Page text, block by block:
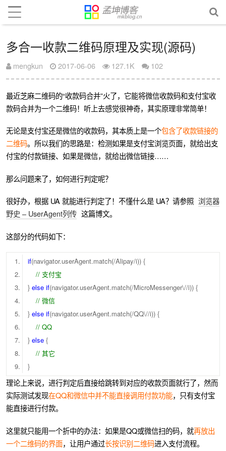
多合一收款二维码原理及实现(源码)
mengkun 2017-06-06 127.1K 102
最近芝麻二维码的“收款码合并”火了，它能将微信收款码和支付宝收
款码合并为一个二维码！听上去感觉很神奇，其实原理非常简单！
无论是支付宝还是微信的收款码，其本质上是一个包含了收款链接的
二维码。所以我们的思路是：检测如果是支付宝浏览页面，就给出支
付宝的付款链接、如果是微信，就给出微信链接……
那么问题来了，如何进行判定呢？
很好办，根据 UA 就能进行判定了！不懂什么是 UA？请参照 浏览器
野史 – UserAgent列传 这篇博文。
这部分的代码如下：
if(navigator.userAgent.match(/Alipay/i)) {
// 支付宝
}else if(navigator.userAgent.match(/MicroMessenger\//i)) {
// 微信
}else if(navigator.userAgent.match(/QQ\//i)) {
// QQ
}else {
// 其它
}
理论上来说，进行判定后直接给跳转到对应的收款页面就行了，然而
实际测试发现在QQ和微信中并不能直接调用付款功能，只有支付宝
能直接进行付款。
这里就只能用一个折中的办法：如果是QQ或微信扫的码，就再放出
一个二维码的界面，让用户通过长按识别二维码进入支付流程。